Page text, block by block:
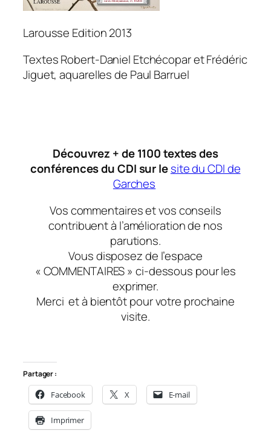
Larousse Edition 2013
Textes Robert-Daniel Etchécopar et Frédéric
Jiguet, aquarelles de Paul Barruel
Découvrez + de 1100 textes des
conférences du CDI sur lesite du CDI de
Garches
Vos commentaires et vos conseils
contribuent à l’amélioration de nos
parutions.
Vous disposez de l’espace
« COMMENTAIRES » ci-dessous pour les
exprimer.
Merci et à bientôtpour votre prochaine
visite.
Partager :
Facebook X E-mail
Imprimer